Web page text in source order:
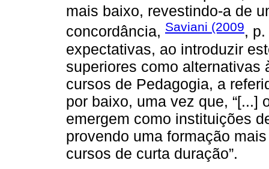
mais baixo, revestindo-a de
concordância, Saviani (2009,
expectativas, ao introduzir
superiores como alternativas
cursos de Pedagogia, a
por baixo, uma vez que, “[...]
emergem como instituições
provendo uma formação
cursos de curta duração”.